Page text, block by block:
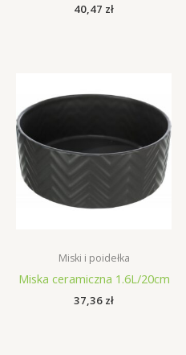
40,47 zł
Miski i poidełka
Miska ceramiczna 1.6L/20cm
37,36 zł